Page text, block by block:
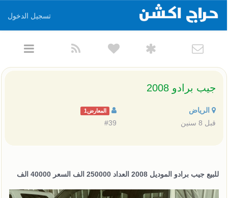
تسجيل الدخول
جيب برادو 2008
الرياض المعارض1
قبل 8 سنين #39
للبيع جيب برادو الموديل 2008 العداد 250000 الف السعر 40000 الف